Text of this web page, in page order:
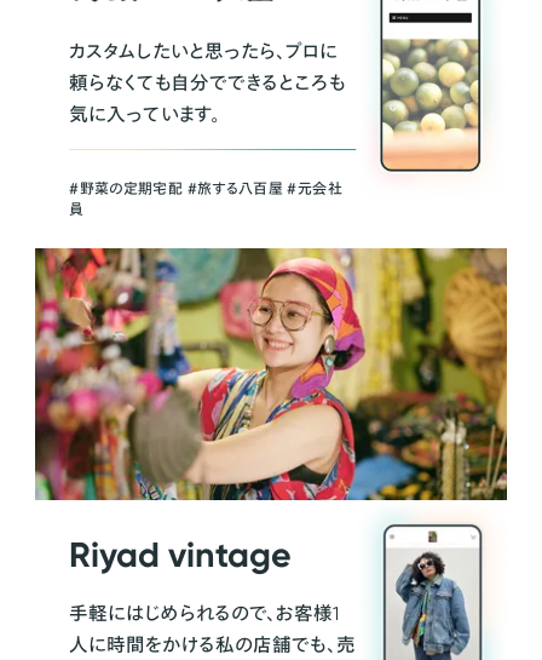
カスタムしたいと思ったら、プロに
頼らなくても自分でできるところも
気に入っています。
＃野菜の定期宅配 ＃旅する八百屋 ＃元会社
員
Riyad vintage
手軽にはじめられるので、お客様1
人に時間をかける私の店舗でも、売